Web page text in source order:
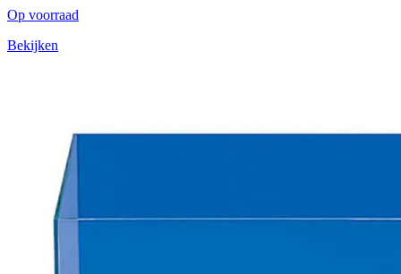
Op voorraad
Bekijken